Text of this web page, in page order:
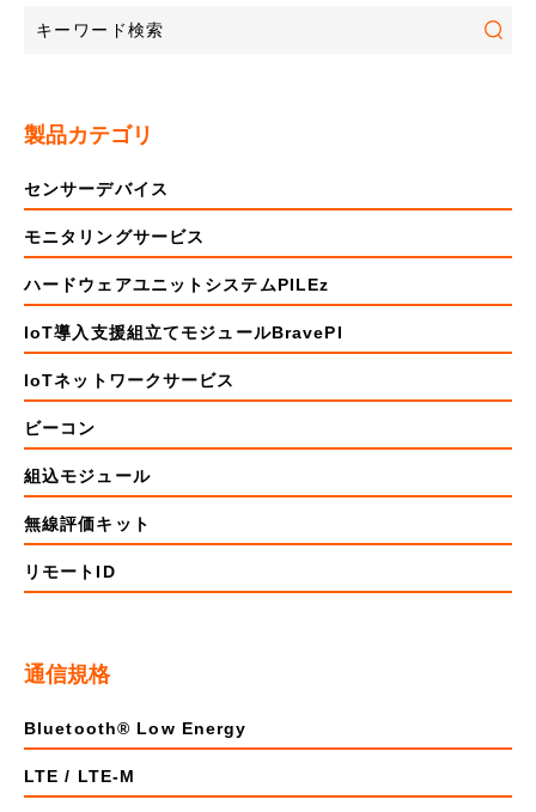
製品カテゴリ
センサーデバイス
モニタリングサービス
ハードウェアユニットシステムPILEz
IoT導入支援組立てモジュールBravePI
IoTネットワークサービス
ビーコン
組込モジュール
無線評価キット
リモートID
通信規格
Bluetooth® Low Energy
LTE / LTE-M